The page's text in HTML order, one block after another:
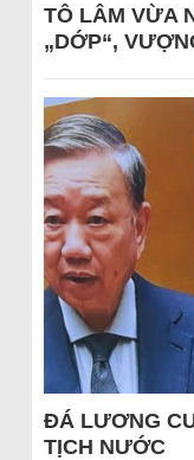
TÔ LÂM VỪA
„DỚP“,
ĐÁ LƯƠNG
TỊCH NƯỚC